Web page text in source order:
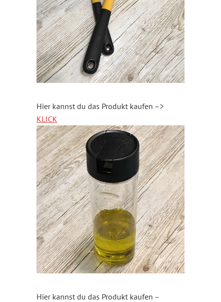
Hier kannst du das Produkt kaufen –>
KLICK
Hier kannst du das Produkt kaufen –